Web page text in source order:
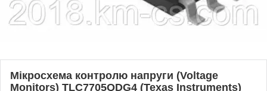
Мікросхема контролю напруги (Voltage
Monitors) TLC7705QDG4 (Texas Instruments)